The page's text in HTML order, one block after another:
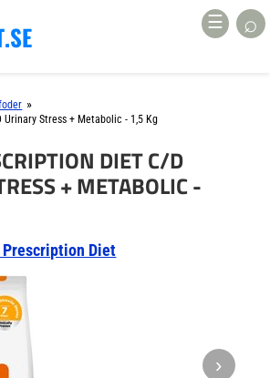
☰ ⌕
»
Stress + Metabolic - 1,5 Kg
DIET C/D
+ METABOLIC -
Prescription Diet
›